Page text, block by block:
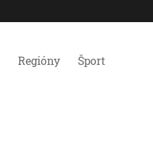
Regióny Šport